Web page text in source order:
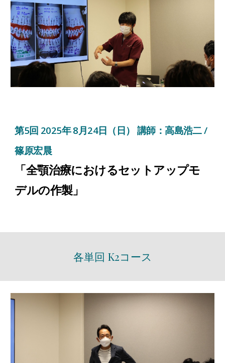
第5回 2025年 8月24日（日） 講師：高島浩二 /
篠原宏晨
「全顎治療におけるセットアップモ
デルの作製」
各単回 K2コース